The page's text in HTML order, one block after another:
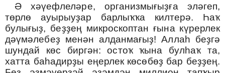
Ә хәүефлеләре, организмығыҙға эләгеп,
төрлө ауырыуҙар барлыҡҡа килтерә. Һаҡ
булығыҙ, беҙҙең микроскоптан ғына күрерлек
дәүмәлебеҙ менән алданмағыҙ!Аллаһ беҙгә
шундай көс биргән: остоҡ ҡына булһаҡ та,
хатта баһадирҙы еңерлек көсөбөҙ бар беҙҙең.